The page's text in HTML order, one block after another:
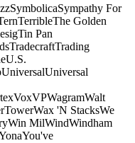
SymbolicaSympathy For
TerribleThe Golden
Tin Pan
TradecraftTrading
U.S.
UniversalUniversal
VoxVPWagramWalt
Wax 'N StacksWe
Win MilWindWindham
You've